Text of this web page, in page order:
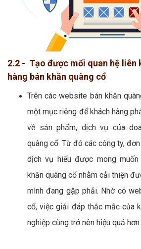
2.2 - Tạo được mối quan hệ liên
hàng bán khăn quàng cổ
Trên các website bán khăn
một mục riêng để khách hàng
về sản phẩm, dịch vụ của
quàng cổ. Từ đó các công ty,
dịch vụ hiểu được mong muốn
khăn quàng cổ nhằm cải thiện
mình đang gặp phải. Nhờ có
cổ, việc giải đáp thắc mắc của
nghiệp cũng trở nên hiệu quả hơn